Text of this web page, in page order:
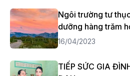
Ngôi trường tư
dưỡng hàng trăm
16/04/2023
TIẾP SỨC GIA